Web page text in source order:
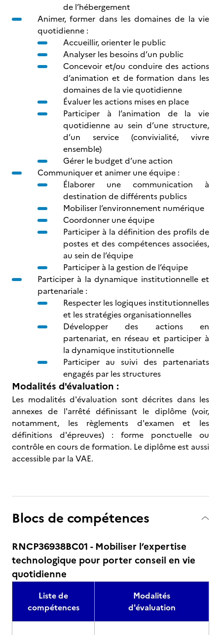
de l’hébergement
Animer, former dans les domaines de la vie
quotidienne :
Accueillir, orienter le public
Analyser les besoins d’un public
Concevoir et/ou conduire des actions
d’animation et de formation dans les
domaines de la vie quotidienne
Évaluer les actions mises en place
Participer à l’animation de la vie
quotidienne au sein d’une structure,
d’un service (convivialité, vivre
ensemble)
Gérer le budget d’une action
Communiquer et animer une équipe :
Élaborer une communication à
destination de différents publics
Mobiliser l’environnement numérique
Coordonner une équipe
Participer à la définition des profils de
postes et des compétences associées,
au sein de l’équipe
Participer à la gestion de l’équipe
Participer à la dynamique institutionnelle et
partenariale :
Respecter les logiques institutionnelles
et les stratégies organisationnelles
Développer des actions en
partenariat, en réseau et participer à
la dynamique institutionnelle
Participer au suivi des partenariats
engagés par les structures
Modalités d'évaluation :
Les modalités d'évaluation sont décrites dans les
annexes de l'arrêté définissant le diplôme (voir,
notamment, les règlements d'examen et les
définitions d'épreuves) : forme ponctuelle ou
contrôle en cours de formation. Le diplôme est aussi
accessible par la VAE.
Blocs de compétences
RNCP36938BC01 - Mobiliser l’expertise
technologique pour porter conseil en vie
quotidienne
Liste de
compétences
Modalités
d'évaluation